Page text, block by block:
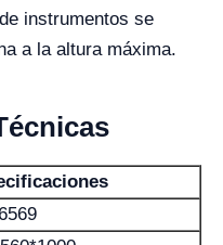
instrumentos se
a la altura máxima.